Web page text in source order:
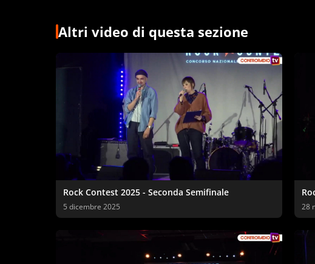
Altri video di questa sezione
Rock Contest 2025 - Seconda Semifinale
5 dicembre 2025 28